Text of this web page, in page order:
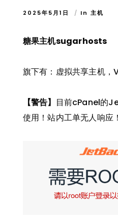
2025年5月1日 In 主机
糖果主机sugarhosts
旗下有：虚拟共享主机，
【警告】
目前cPanel的
使用！站内工单无人响应！